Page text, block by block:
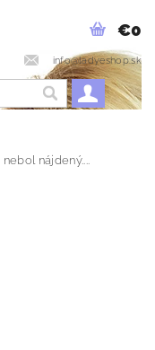
info@ladyeshop.sk
€0
nebol nájdený....